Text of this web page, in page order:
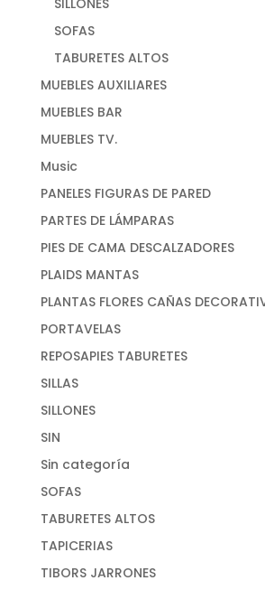
SILLONES
SOFAS
TABURETES ALTOS
MUEBLES AUXILIARES
MUEBLES BAR
MUEBLES TV.
Music
PANELES FIGURAS DE PARED
PARTES DE LÁMPARAS
PIES DE CAMA DESCALZADORES
PLAIDS MANTAS
PLANTAS FLORES CAÑAS
PORTAVELAS
REPOSAPIES TABURETES
SILLAS
SILLONES
SIN
Sin categoría
SOFAS
TABURETES ALTOS
TAPICERIAS
TIBORS JARRONES